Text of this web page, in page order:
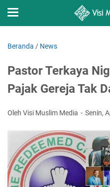
Beranda / News
Pastor Terkaya
Pajak Gereja Tak
Oleh Visi Muslim Media Senin,